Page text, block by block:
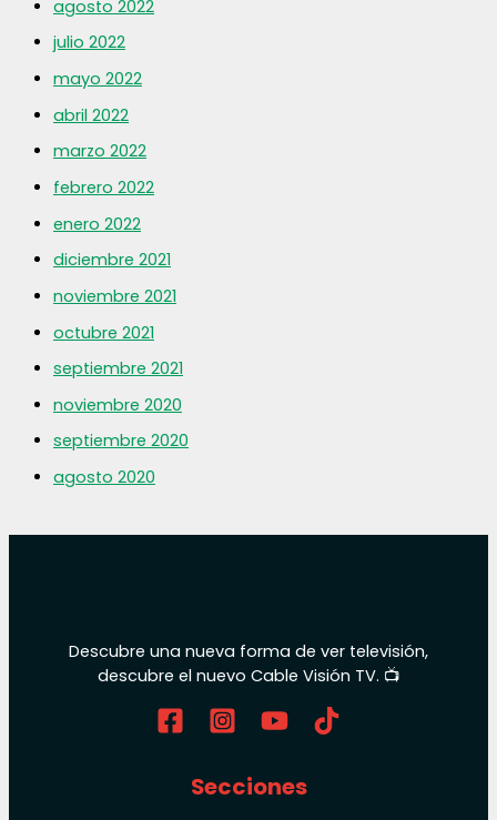
agosto 2022
julio 2022
mayo 2022
abril 2022
marzo 2022
febrero 2022
enero 2022
diciembre 2021
noviembre 2021
octubre 2021
septiembre 2021
noviembre 2020
septiembre 2020
agosto 2020
Descubre una nueva forma de ver televisión,
descubre el nuevo Cable Visión TV. 📺
Secciones